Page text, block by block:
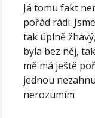
Já tomu fakt
pořád rádi.
tak úplně
byla bez něj,
mě má ještě
jednou
nerozumím